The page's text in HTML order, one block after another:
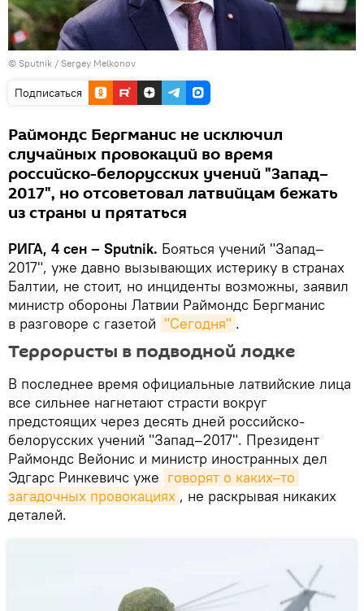
© Sputnik / Sergey Melkonov
Подписаться
Раймондс Бергманис не исключил
случайных провокаций во время
российско-белорусских учений "Запад–
2017", но отсоветовал латвийцам бежать
из страны и прятаться
РИГА, 4 сен – Sputnik. Бояться учений "Запад–
2017", уже давно вызывающих истерику в странах
Балтии, не стоит, но инциденты возможны, заявил
министр обороны Латвии Раймондс Бергманис
в разговоре с газетой "Сегодня" .
Террористы в подводной лодке
В последнее время официальные латвийские лица
все сильнее нагнетают страсти вокруг
предстоящих через десять дней российско-
белорусских учений "Запад–2017". Президент
Раймондс Вейонис и министр иностранных дел
Эдгарс Ринкевичс уже говорят о каких–то
загадочных провокациях , не раскрывая никаких
деталей.